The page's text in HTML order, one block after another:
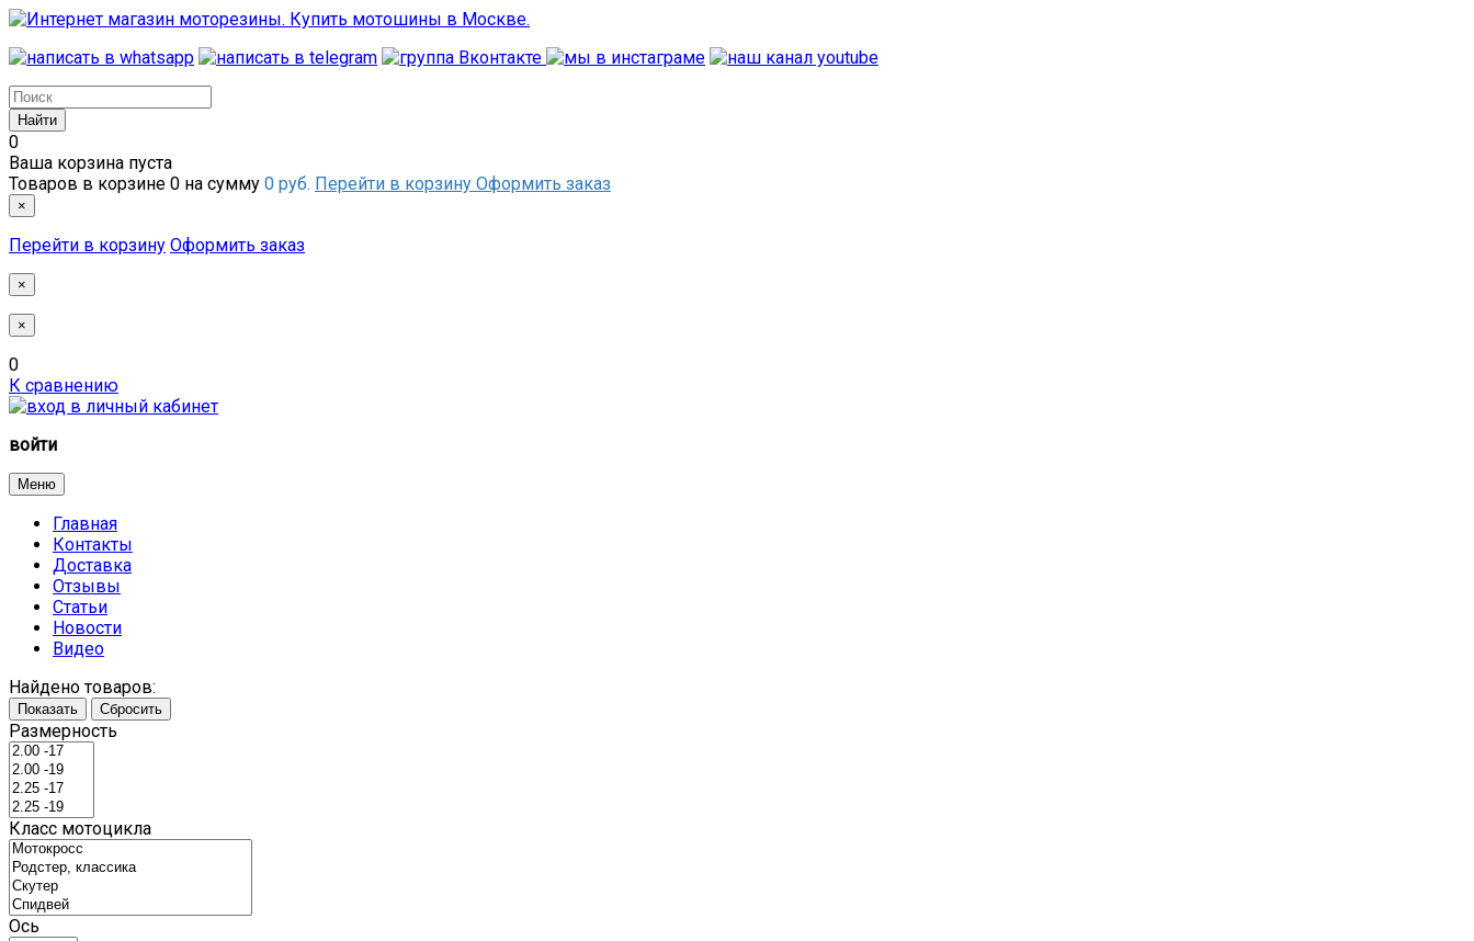
0
Ваша корзина пуста
Товаров в корзине 0 на сумму 0 руб. Перейти в корзину Оформить заказ
×
Перейти в корзину Оформить заказ
×
×
0
К сравнению
войти
Меню
Главная
Контакты
Доставка
Отзывы
Статьи
Новости
Видео
Найдено товаров:
Показать Сбросить
Размерность
Класс мотоцикла
Ось